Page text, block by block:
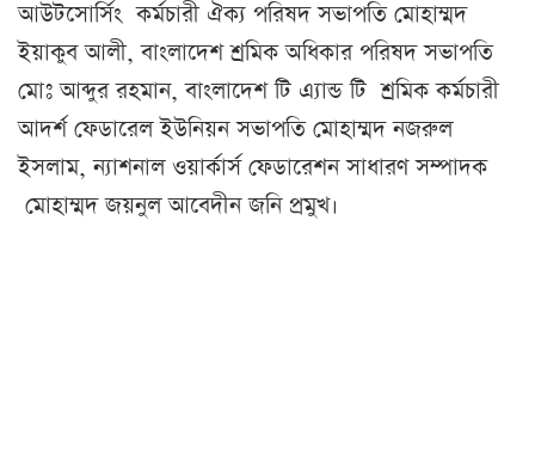
আউটসোর্সিং কর্মচারী ঐক্য পরিষদ সভাপতি মোহাম্মদ
ইয়াকুব আলী, বাংলাদেশ শ্রমিক অধিকার পরিষদ সভাপতি
মোঃ আব্দুর রহমান, বাংলাদেশ টি এ্যান্ড টি শ্রমিক কর্মচারী
আদর্শ ফেডারেল ইউনিয়ন সভাপতি মোহাম্মদ নজরুল
ইসলাম, ন্যাশনাল ওয়ার্কার্স ফেডারেশন সাধারণ সম্পাদক
মোহাম্মদ জয়নুল আবেদীন জনি প্রমুখ।